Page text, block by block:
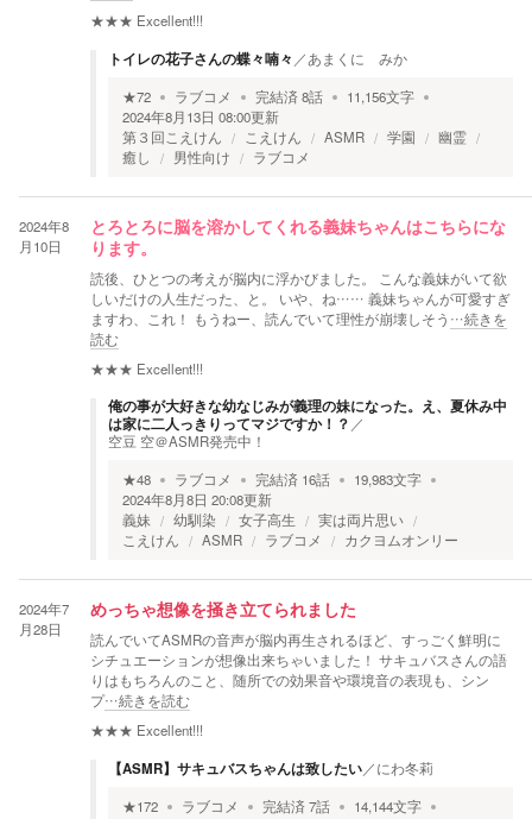
★★★ Excellent!!!
トイレの花子さんの蝶々喃々 ／あまくに みか
★72 ラブコメ 完結済8話 11,156文字
2024年8月13日 08:00更新
第３回こえけん
こえけん ASMR 学園
幽霊
癒し
男性向け ラブコメ
2024年8
月10日
とろとろに脳を溶かしてくれる義妹ちゃんはこちらにな
ります。
読後、ひとつの考えが脳内に浮かびました。 こんな義妹がいて欲
しいだけの人生だった、と。 いや、ね…… 義妹ちゃんが可愛すぎ
ますわ、これ！ もうねー、読んでいて理性が崩壊しそう …続きを
読む
★★★ Excellent!!!
俺の事が大好きな幼なじみが義理の妹になった。え、夏休み中
は家に二人っきりってマジですか！？ ／
空豆 空＠ASMR発売中！
★48 ラブコメ 完結済 16話 19,983文字
2024年8月8日 20:08更新
義妹
幼馴染 女子高生
実は両片思い
こえけん
ASMR ラブコメ カクヨムオンリー
2024年7
月28日
めっちゃ想像を掻き立てられました
読んでいてASMRの音声が脳内再生されるほど、すっごく鮮明に
シチュエーションが想像出来ちゃいました！ サキュバスさんの語
りはもちろんのこと、随所での効果音や環境音の表現も、シン
プ…続きを読む
★★★ Excellent!!!
【ASMR】サキュバスちゃんは致したい／にわ冬莉
★172 ラブコメ 完結済7話 14,144文字